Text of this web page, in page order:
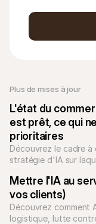
Plus de mises à jour
L'état du
est prêt, ce qui
prioritaires
Découvrez le cadre
stratégie d'IA sur
Mettre l'IA au
vos clients)
Découvrez comment
logistique, lutte